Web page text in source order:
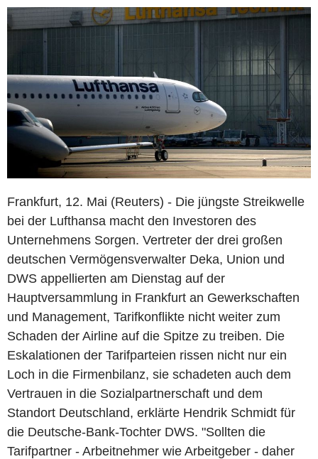
Frankfurt, 12. Mai (Reuters) - Die jüngste Streikwelle
bei der Lufthansa macht den Investoren des
Unternehmens Sorgen. Vertreter der drei großen
deutschen Vermögensverwalter Deka, Union und
DWS appellierten am Dienstag auf der
Hauptversammlung in Frankfurt an Gewerkschaften
und Management, Tarifkonflikte nicht weiter zum
Schaden der Airline auf die Spitze zu treiben. Die
Eskalationen der Tarifparteien rissen nicht nur ein
Loch in die Firmenbilanz, sie schadeten auch dem
Vertrauen in die Sozialpartnerschaft und dem
Standort Deutschland, erklärte Hendrik Schmidt für
die Deutsche-Bank-Tochter DWS. "Sollten die
Tarifpartner - Arbeitnehmer wie Arbeitgeber - daher